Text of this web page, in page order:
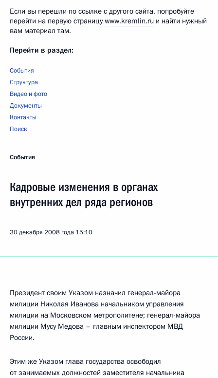
Если вы перешли по ссылке с другого сайта, попробуйте
перейти на первую страницуwww.kremlin.ru и найти нужный
вам материал там.
Перейти в раздел:
События
Структура
Видео и фото
Документы
Контакты
Поиск
События
Кадровые изменения в органах
внутренних дел ряда регионов
30 декабря 2008 года 15:10
Президент своим Указом назначил генерал-майора
милиции Николая Иванова начальником управления
милиции на Московском метрополитене; генерал-майора
милиции Мусу Медова – главным инспектором МВД
России.
Этим же Указом глава государства освободил
от занимаемых должностей заместителя начальника